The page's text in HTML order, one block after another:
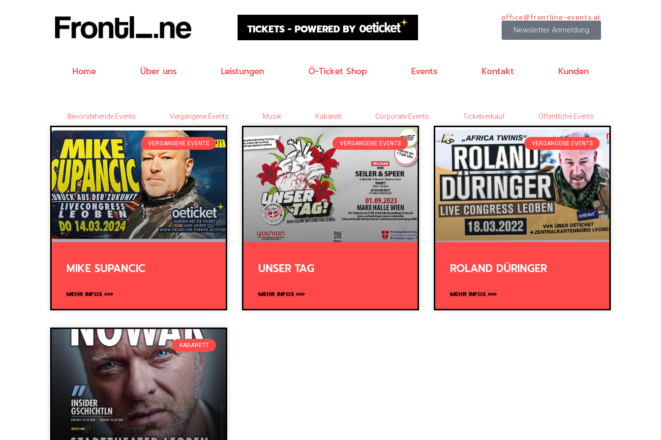
TICKETS - POWERED BY
office@frontline-events.at
Newsletter Anmeldung
Home Über uns Leistungen Ö-Ticket Shop Events Kontakt Kunden
Bevorstehende Events Vergangene Events Musik Kabarett Corporate Events Ticketverkauf Öffentliche Events
VERGANGENE EVENTS
MIKE SUPANCIC
MEHR INFOS >>>
VERGANGENE EVENTS
UNSER TAG
MEHR INFOS >>>
VERGANGENE EVENTS
ROLAND DÜRINGER
MEHR INFOS >>>
KABARETT